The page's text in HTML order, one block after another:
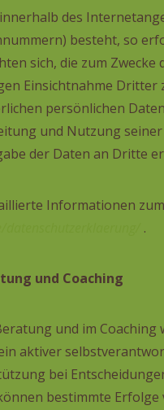
des
besteht, so
sich, die zum
Einsichtnahme Dritter
persönlichen
und Nutzung
der Daten an Dritte
Informationen
.
und Coaching
und im
aktiver
bei
bestimmte